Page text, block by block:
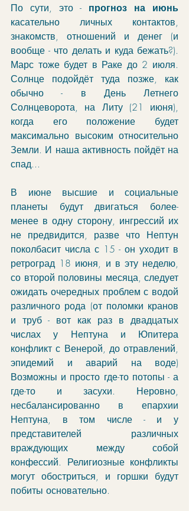
По сути, это - прогноз на июнь
касательно личных контактов,
знакомств, отношений и денег (и
вообще - что делать и куда бежать?).
Марс тоже будет в Раке до 2 июля.
Солнце подойдёт туда позже, как
обычно - в День Летнего
Солнцеворота, на Литу (21 июня),
когда его положение будет
максимально высоким относительно
Земли. И наша активность пойдёт на
спад...
В июне высшие и социальные
планеты будут двигаться более-
менее в одну сторону, ингрессий их
не предвидится, разве что Нептун
поколбасит числа с 15 - он уходит в
ретроград 18 июня, и в эту неделю,
со второй половины месяца, следует
ожидать очередных проблем с водой
различного рода (от поломки кранов
и труб - вот как раз в двадцатых
числах у Нептуна и Юпитера
конфликт с Венерой, до отравлений,
эпидемий и аварий на воде)
Возможны и просто где-то потопы - а
где-то и засухи. Неровно,
несбалансированно в епархии
Нептуна, в том числе - и у
представителей различных
враждующих между собой
конфессий. Религиозные конфликты
могут обостриться, и горшки будут
побиты основательно.